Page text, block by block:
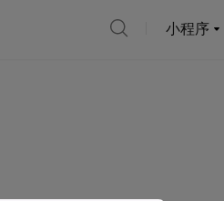
小程序